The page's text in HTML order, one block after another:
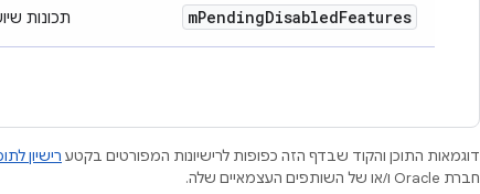
mPendingDisabledFeatures תכונות
דוגמאות התוכן והקוד שבדף הזה כפופות לרישיונות המפורטים בקטע רישיון
חברת Oracle ו/או של השותפים העצמאיים שלה.